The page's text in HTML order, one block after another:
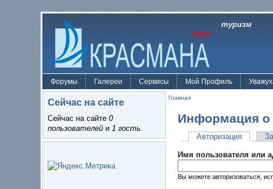
туризм
Форумы Галереи Сервисы Мой Профиль
Сейчас на сайте
Сейчас на сайте 0
пользователей и 1 гость.
Главная
Информация о
Авторизация
Имя пользователя или
Вы можете авторизоваться,